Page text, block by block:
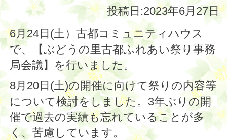
投稿日:2023年6月27日
6月24日(土）古都コミュニティハウス
で、【ぶどうの里古都ふれあい祭り事務
局会議】を行いました。
8月20日(土)の開催に向けて祭りの内容等
について検討をしました。3年ぶりの開
催で過去の実績も忘れていることが多
く、苦慮しています。